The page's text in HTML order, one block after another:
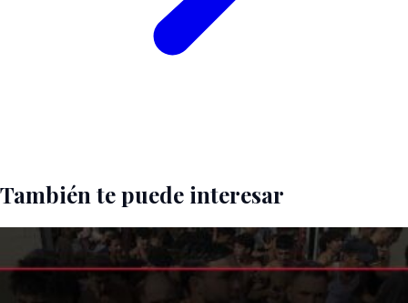
También te puede interesar